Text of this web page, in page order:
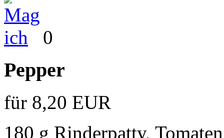
0
Pepper
für 8,20 EUR
180 g Rinderpatty,